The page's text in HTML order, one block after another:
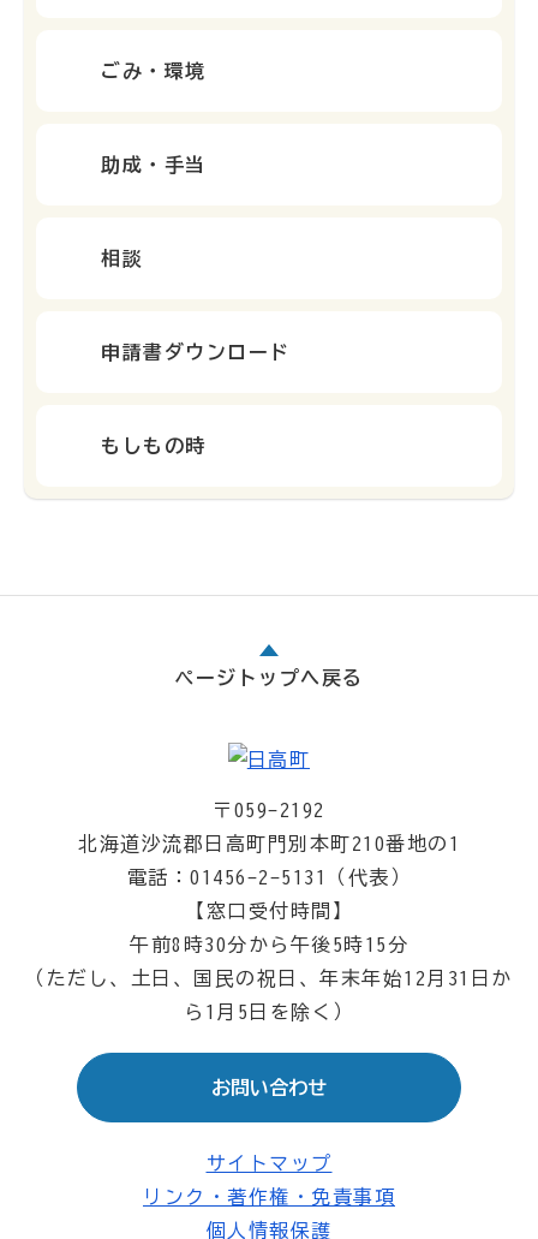
ごみ・環境
助成・手当
相談
申請書ダウンロード
もしもの時
ページトップへ戻る
〒059-2192
北海道沙流郡日高町門別本町210番地の1
電話：01456-2-5131（代表）
【窓口受付時間】
午前8時30分から午後5時15分
（ただし、土日、国民の祝日、年末年始12月31日か
ら1月5日を除く）
お問い合わせ
サイトマップ
リンク・著作権・免責事項
個人情報保護